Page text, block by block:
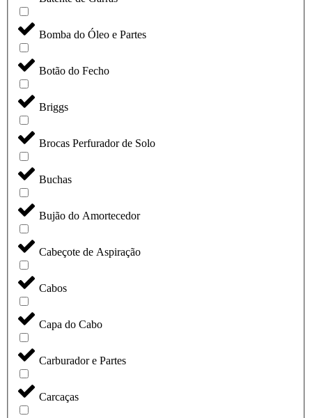
Bomba do Óleo e Partes
Botão do Fecho
Briggs
Brocas Perfurador de Solo
Buchas
Bujão do Amortecedor
Cabeçote de Aspiração
Cabos
Capa do Cabo
Carburador e Partes
Carcaças